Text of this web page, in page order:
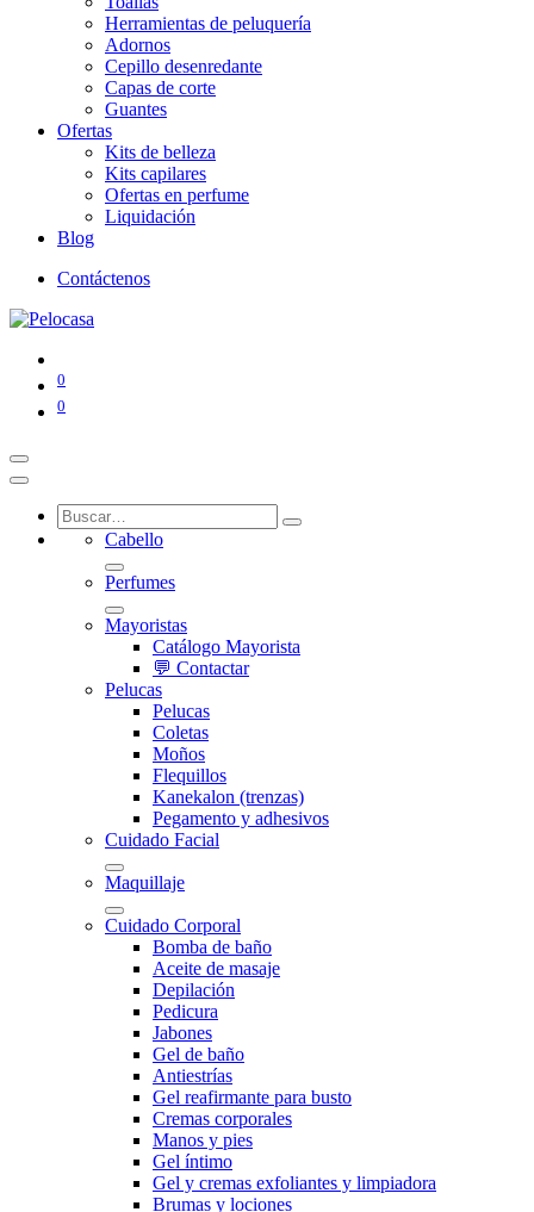
Herramientas de peluquería
Adornos
Cepillo desenredante
Capas de corte
Guantes
Ofertas
Kits de belleza
Kits capilares
Ofertas en perfume
Liquidación
Blog
Contáctenos
0
0
Cabello
Perfumes
Mayoristas
Catálogo Mayorista
💬 Contactar
Pelucas
Pelucas
Coletas
Moños
Flequillos
Kanekalon (trenzas)
Pegamento y adhesivos
Cuidado Facial
Maquillaje
Cuidado Corporal
Bomba de baño
Aceite de masaje
Depilación
Pedicura
Jabones
Gel de baño
Antiestrías
Gel reafirmante para busto
Cremas corporales
Manos y pies
Gel íntimo
Gel y cremas exfoliantes y limpiadora
Brumas y lociones